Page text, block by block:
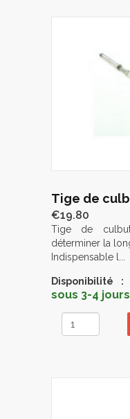
Tige de
€19.80
Tige de
déterminer la
Indispensable l...
Disponibilité :
sous 3-4 jours